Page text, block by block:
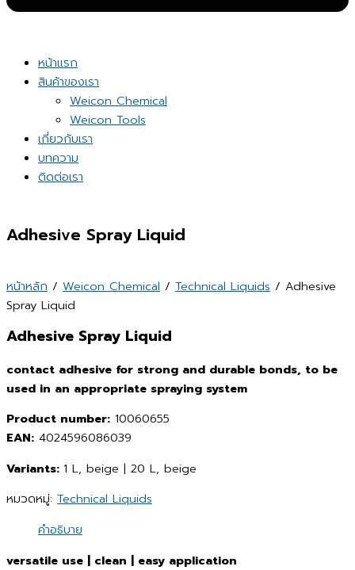
หน้าแรก
สินค้าของเรา
Weicon Chemical
Weicon Tools
เกี่ยวกับเรา
บทความ
ติดต่อเรา
Adhesive Spray Liquid
หน้าหลัก / Weicon Chemical / Technical Liquids / Adhesive
Spray Liquid
Adhesive Spray Liquid
contact adhesive for strong and durable bonds, to be
used in an appropriate spraying system
Product number: 10060655
EAN: 4024596086039
Variants: 1 L, beige | 20 L, beige
หมวดหมู่: Technical Liquids
คำอธิบาย
versatile use | clean | easy application